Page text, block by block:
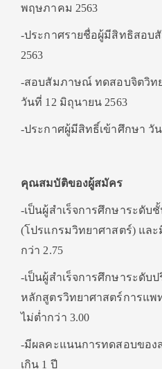
พฤษภาคม 2563
-ประกาศรายชื่อผู้มีสิทธิสอบ
2563
-สอบสัมภาษณ์ ทดสอบจิตวิท
วันที่ 12 มิถุนายน 2563
-ประกาศผู้มีสิทธิ์เข้าศึกษา วั
คุณสมบัติของผู้สมัคร
-เป็นผู้สำเร็จการศึกษาระดับ
(โปรแกรมวิทยาศาสตร์) แล
กว่า 2.75
-เป็นผู้สำเร็จการศึกษาระดับ
หลักสูตรวิทยาศาสตร์การแพ
ไม่ต่ำกว่า 3.00
-มีผลคะแนนการทดสอบของ
เกิน 1 ปี